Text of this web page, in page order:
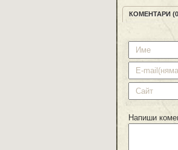
КОМЕНТАРИ
Напиши